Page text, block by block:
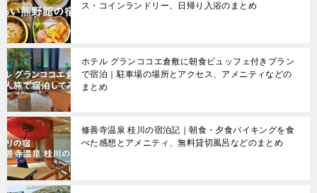
ス・コインランドリー、日帰り入浴のまとめ
ホテル グランココエ倉敷に朝食ビュッフェ付きプラン
で宿泊｜駐車場の場所とアクセス、アメニティなどの
まとめ
修善寺温泉 桂川の宿泊記｜朝食・夕食バイキングを食
べた感想とアメニティ、無料貸切風呂などのまとめ